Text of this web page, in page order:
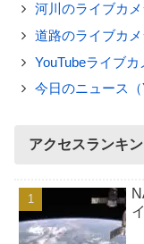
河川のライブカ
道路のライブカ
YouTubeライブ
今日のニュース（
アクセスランキ